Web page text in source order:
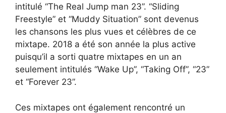
intitulé “The Real Jump man 23”. “Sliding
Freestyle” et “Muddy Situation” sont devenus
les chansons les plus vues et célèbres de ce
mixtape. 2018 a été son année la plus active
puisqu’il a sorti quatre mixtapes en un an
seulement intitulés “Wake Up”, “Taking Off”, “23”
et “Forever 23”.
Ces mixtapes ont également rencontré un